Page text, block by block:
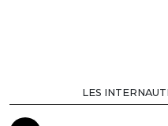
LES